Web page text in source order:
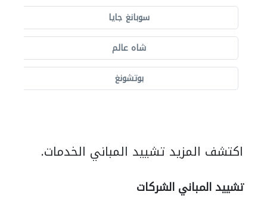
سوبانغ جايا
شاه عالم
بوتشونغ
اكتشف المزيد تشييد المباني الخدمات.
تشييد المباني الشركات